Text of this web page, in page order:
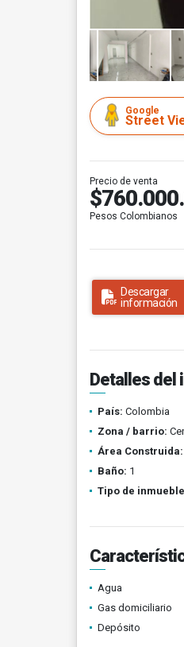
Google
Street
Precio de venta
Pesos Colombianos
Descargar
información
Detalles del
País: Colombia
Zona / barrio:
Área Construida:
Baño: 1
Tipo de
Agua
Gas domiciliario
Depósito